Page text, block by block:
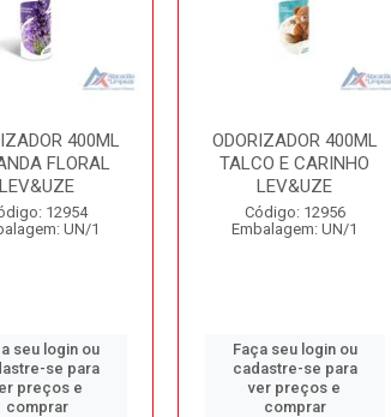
400ML
FLORAL
LEV&UZE
12954
UN/1
seu login ou
se para
preços e
comprar
ODORIZADOR 400ML
TALCO E CARINHO
LEV&UZE
Código: 12956
Embalagem: UN/1
Faça seu login ou
cadastre-se para
ver preços e
comprar